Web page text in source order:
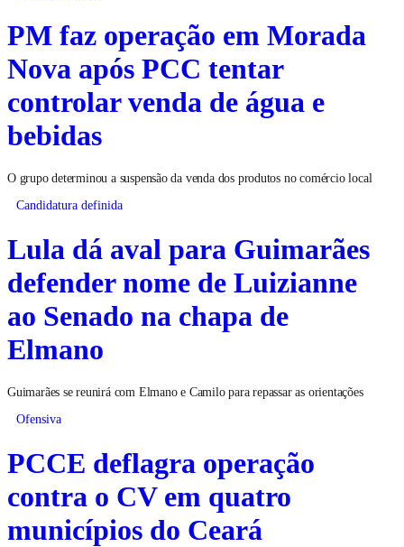
PM faz operação em Morada
Nova após PCC tentar
controlar venda de água e
bebidas
O grupo determinou a suspensão da venda dos produtos no comércio local
Candidatura definida
Lula dá aval para Guimarães
defender nome de Luizianne
ao Senado na chapa de
Elmano
Guimarães se reunirá com Elmano e Camilo para repassar as orientações
Ofensiva
PCCE deflagra operação
contra o CV em quatro
municípios do Ceará